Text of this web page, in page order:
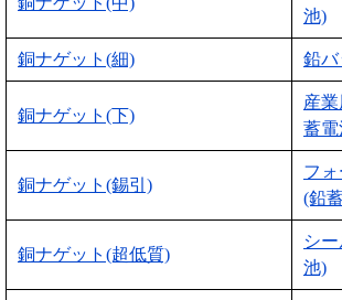
池)
銅ナゲット(細) 鉛
銅ナゲット(下)
産
蓄電
銅ナゲット(錫引)
フ
(鉛
銅ナゲット(超低質)
シ
池)